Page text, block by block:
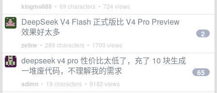
kingmo888 • 69 characters • 724 views
DeepSeek V4 Flash 正式版比 V4 Pro Preview
效果好太多
zellne • 289 characters • 1700 views
2
deepseek v4 pro 性价比太低了，充了 10 块生成
一堆废代码，不理解我的需求
adimn • 19 characters • 9182 views
65